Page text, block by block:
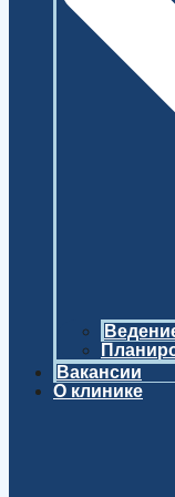
Вакансии
О клинике